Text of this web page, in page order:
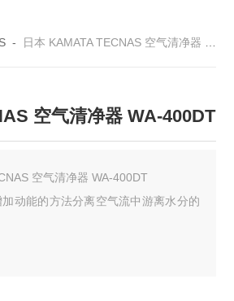
- 日本 KAMATA TECNAS 空气清净器 WA-400DT
空气清净器 WA-400DT
空气清净器 WA-400DT
动能的方法分离空气流中游离水分的